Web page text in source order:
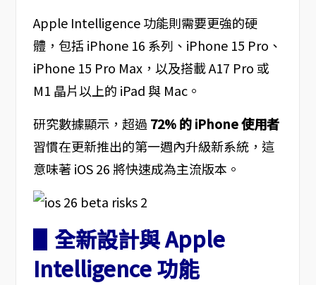
Apple Intelligence 功能則需要更強的硬
體，包括 iPhone 16 系列、iPhone 15 Pro、
iPhone 15 Pro Max，以及搭載 A17 Pro 或
M1 晶片以上的 iPad 與 Mac。
研究數據顯示，超過72% 的 iPhone 使用者
習慣在更新推出的第一週內升級新系統，這
意味著 iOS 26 將快速成為主流版本。
▋全新設計與 Apple
Intelligence 功能